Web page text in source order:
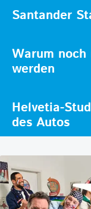
Santander
Warum
werden
Helvetia-
des Autos